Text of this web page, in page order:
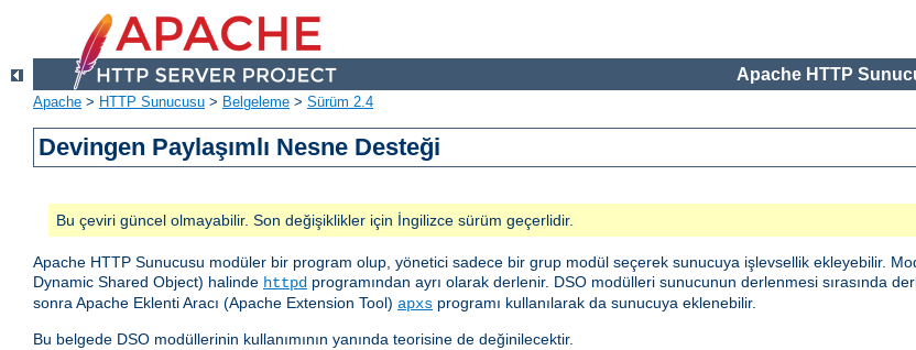
Apache HTTP
Apache > HTTP Sunucusu > Belgeleme > Sürüm 2.4
Devingen Paylaşımlı Nesne Desteği
Bu çeviri güncel olmayabilir. Son değişiklikler için İngilizce sürüm geçerlidir.
Apache HTTP Sunucusu modüler bir program olup, yönetici sadece bir grup modül seçerek sunucuya işlevsellik ekleyebilir.
Dynamic Shared Object) halinde httpd programından ayrı olarak derlenir. DSO modülleri sunucunun derlenmesi sırasında
sonra Apache Eklenti Aracı (Apache Extension Tool) apxs programı kullanılarak da sunucuya eklenebilir.
Bu belgede DSO modüllerinin kullanımının yanında teorisine de değinilecektir.